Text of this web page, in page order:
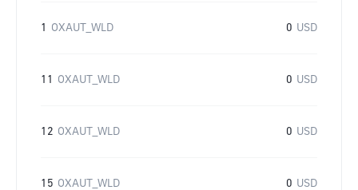
1 OXAUT_WLD 0 USD
11 OXAUT_WLD 0 USD
12 OXAUT_WLD 0 USD
15 OXAUT_WLD 0 USD